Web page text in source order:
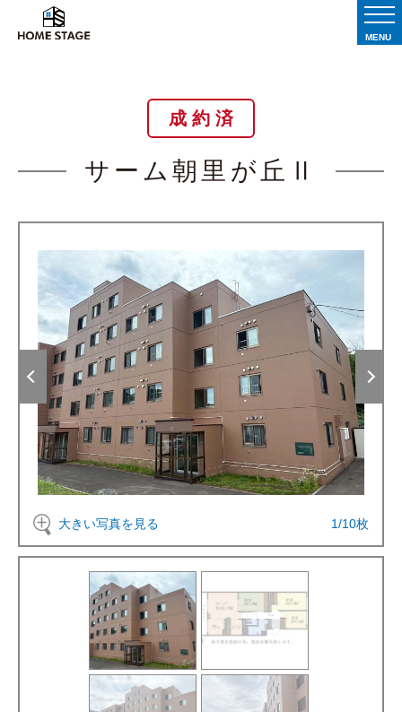
MENU
成 約 済
サーム朝里が丘Ⅱ
大きい写真を見る 1/10枚